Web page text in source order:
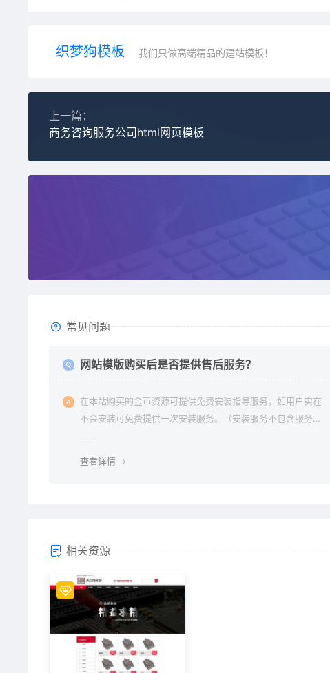
织梦狗模板 我们只做高端精品的建站模板！
上一篇：
商务咨询服务公司html网页模板
常见问题
网站模版购买后是否提供售后服务？
在本站购买的金币资源可提供免费安装指导服务，如用户实在
不会安装可免费提供一次安装服务。（安装服务不包含服务器
查看详情
相关资源